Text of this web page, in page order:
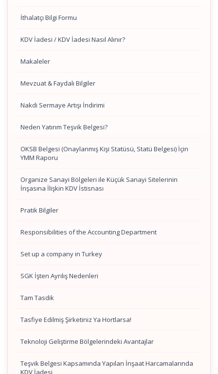
İthalatçı Bilgi Formu
KDV İadesi / KDV İadesi Nasıl Alınır?
Makaleler
Mevzuat & Faydalı Bilgiler
Nakdi Sermaye Artışı İndirimi
Neden Yatırım Teşvik Belgesi?
OKSB Belgesi (Onaylanmış Kişi Statüsü, Statü Belgesi) İçin
YMM Raporu
Organize Sanayi Bölgeleri ile Küçük Sanayi Sitelerinin
İnşasına İlişkin KDV İstisnası
Pratik Bilgiler
Responsibilities of the Accounting Department
Set up a company in Turkey
SGK İşten Ayrılış Nedenleri
Tam Tasdik
Tasfiye Edilmiş Şirketiniz Ya Hortlarsa!
Teknoloji Geliştirme Bölgelerindeki Avantajlar
Teşvik Belgesi Kapsamında Yapılan İnşaat Harcamalarında
KDV İadesi